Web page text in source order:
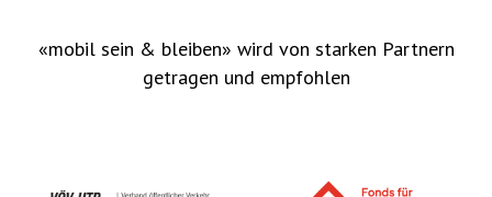
«mobil sein & bleiben» wird von starken Partnern
getragen und empfohlen